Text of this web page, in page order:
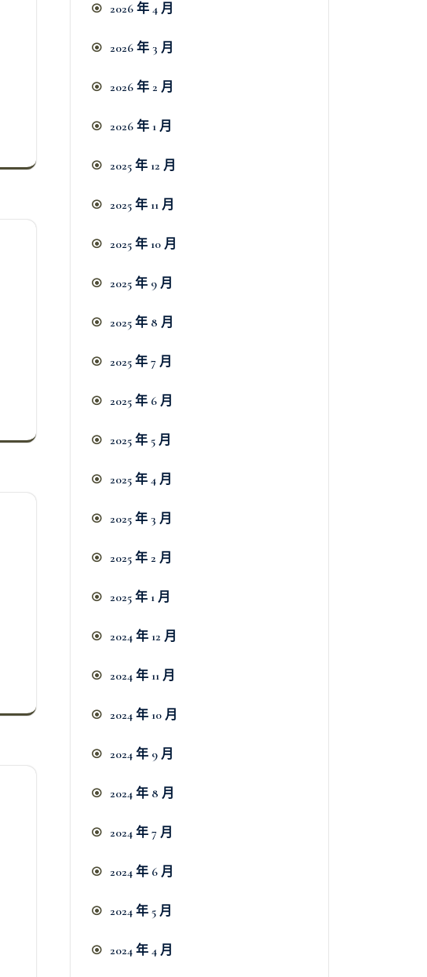
2026 年 4 月
2026 年 3 月
2026 年 2 月
2026 年 1 月
2025 年 12 月
2025 年 11 月
2025 年 10 月
2025 年 9 月
2025 年 8 月
2025 年 7 月
2025 年 6 月
2025 年 5 月
2025 年 4 月
2025 年 3 月
2025 年 2 月
2025 年 1 月
2024 年 12 月
2024 年 11 月
2024 年 10 月
2024 年 9 月
2024 年 8 月
2024 年 7 月
2024 年 6 月
2024 年 5 月
2024 年 4 月